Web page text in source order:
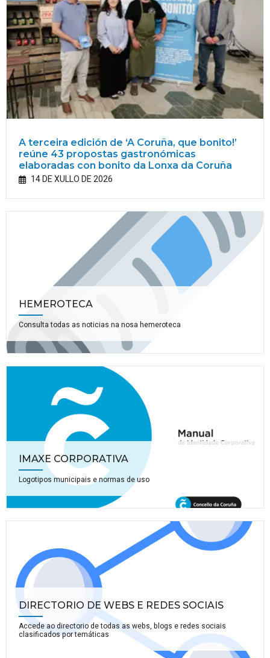
A terceira edición de ‘A Coruña, que bonito!’
reúne 43 propostas gastronómicas
elaboradas con bonito da Lonxa da Coruña
14 DE XULLO DE 2026
HEMEROTECA
Consulta todas as noticias na nosa hemeroteca
IMAXE CORPORATIVA
Logotipos municipais e normas de uso
DIRECTORIO DE WEBS E REDES SOCIAIS
Accede ao directorio de todas as webs, blogs e redes sociais
clasificados por temáticas